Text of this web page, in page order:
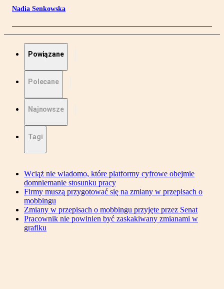
Nadia Senkowska
Powiązane
Polecane
Najnowsze
Tagi
Wciąż nie wiadomo, które platformy cyfrowe obejmie
domniemanie stosunku pracy
Firmy muszą przygotować się na zmiany w przepisach o
mobbingu
Zmiany w przepisach o mobbingu przyjęte przez Senat
Pracownik nie powinien być zaskakiwany zmianami w
grafiku